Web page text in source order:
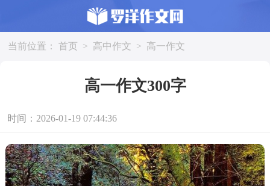
当前位置： 首页 > 高中作文 > 高一作文
高一作文300字
时间：2026-01-19 07:44:36